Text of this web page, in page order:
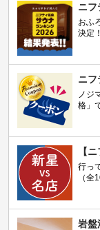
ニフ
おふ
決定！
ニフ
ノジ
格」
【
行っ
（全
岩盤